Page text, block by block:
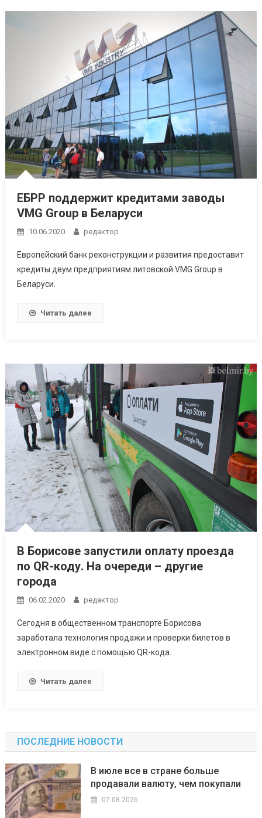
ЕБРР поддержит кредитами заводы
VMG Group в Беларуси
10.06.2020 редактор
Европейский банк реконструкции и развития предоставит
кредиты двум предприятиям литовской VMG Group в
Беларуси.
Читать далее
В Борисове запустили оплату проезда
по QR-коду. На очереди – другие
города
06.02.2020 редактор
Сегодня в общественном транспорте Борисова
заработала технология продажи и проверки билетов в
электронном виде с помощью QR-кода.
Читать далее
ПОСЛЕДНИЕ НОВОСТИ
В июле все в стране больше
продавали валюту, чем покупали
07.08.2026